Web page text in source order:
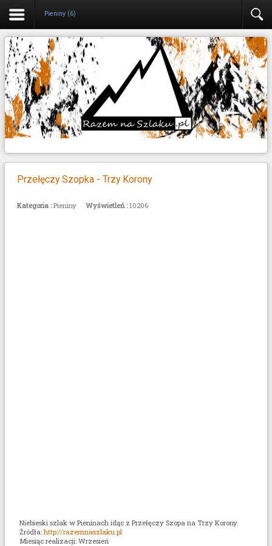
Pieniny (6)
Przełęczy Szopka - Trzy Korony
Kategoria :Pieniny Wyświetleń :10206
Niebieski szlak w Pieninach idąc z Przełęczy Szopa na Trzy Korony.
Źródła: http://razemnaszlaku.pl
Miesiąc realizacji: Wrzesień